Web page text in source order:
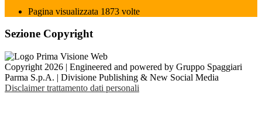
Pagina visualizzata 1873 volte
Sezione Copyright
Copyright 2026 | Engineered and powered by Gruppo Spaggiari
Parma S.p.A. | Divisione Publishing & New Social Media
Disclaimer trattamento dati personali